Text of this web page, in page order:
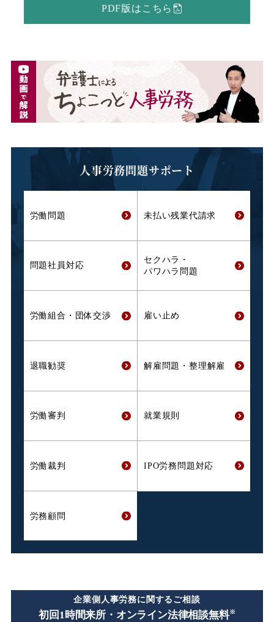
PDF版はこちら
人事労務問題サポート
労働問題 未払い残業代請求
問題社員対応
セクハラ・
パワハラ問題
労働組合・ 団体交渉 雇い止め
退職勧奨 解雇問題・ 整理解雇
労働審判 就業規則
労働裁判 IPO労務問題対応
労務顧問
企業側人事労務に関するご相談
初回1時間来所・オンライン法律相談無料※